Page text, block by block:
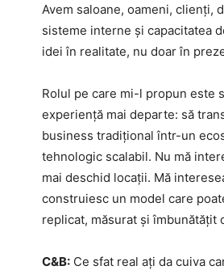
Avem saloane, oameni, clienți,
sisteme interne și capacitatea
idei în realitate, nu doar în
Rolul pe care mi-l propun este
experiență mai departe: să
business tradițional într-un
tehnologic scalabil. Nu mă
mai deschid locații. Mă
construiesc un model care
replicat, măsurat și îmbunătățit
C&B: Ce sfat real ați da cuiva